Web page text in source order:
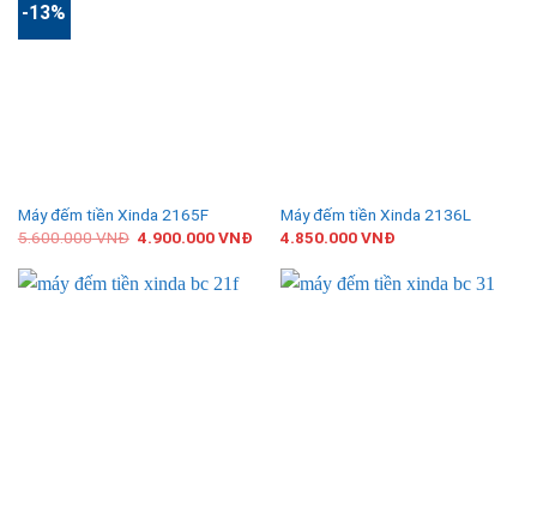
-13%
Máy đếm tiền Xinda 2165F
5.600.000VNĐ 4.900.000VNĐ
Máy đếm tiền Xinda 2136L
4.850.000VNĐ